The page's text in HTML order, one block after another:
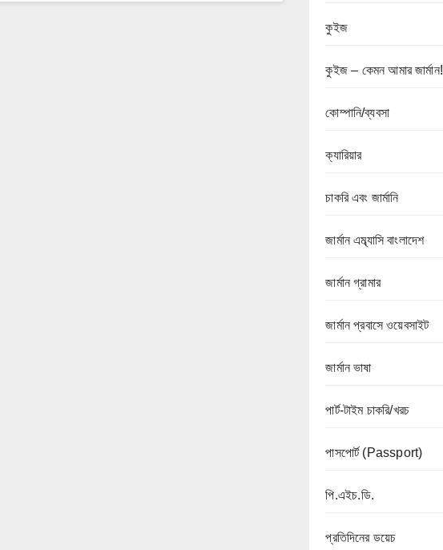
কুইজ
কুইজ – কেমন আমার জার্মান!
কোম্পানি/ব্যবসা
ক্যারিয়ার
চাকরি এবং জার্মানি
জার্মান এম্ব্যাসি বাংলাদেশ
জার্মান গ্রামার
জার্মান প্রবাসে ওয়েবসাইট
জার্মান ভাষা
পার্ট-টাইম চাকরি/খরচ
পাসপোর্ট (Passport)
পি.এইচ.ডি.
প্রতিদিনের ডয়েচ